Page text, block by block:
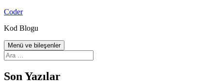
İçeriğe
Coder
Kod Blogu
Menü ve bileşenler
Arama:
Son Yazılar